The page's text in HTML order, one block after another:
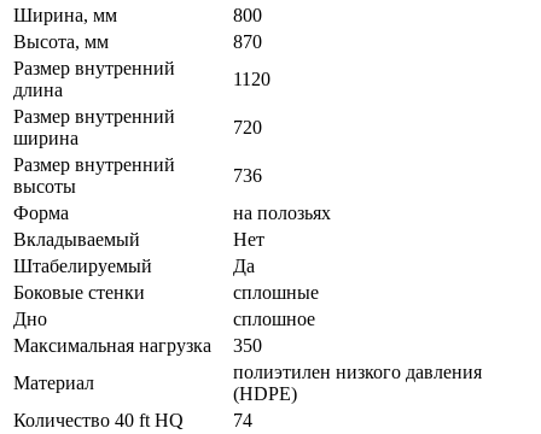
Ширина, мм
800
Высота, мм
870
Размер внутренний
длина
1120
Размер внутренний
ширина
720
Размер внутренний
высоты
736
Форма
на полозьях
Вкладываемый
Нет
Штабелируемый
Да
Боковые стенки
сплошные
Дно
сплошное
Максимальная нагрузка
350
Материал
полиэтилен низкого давления
(HDPE)
Количество 40 ft HQ
74